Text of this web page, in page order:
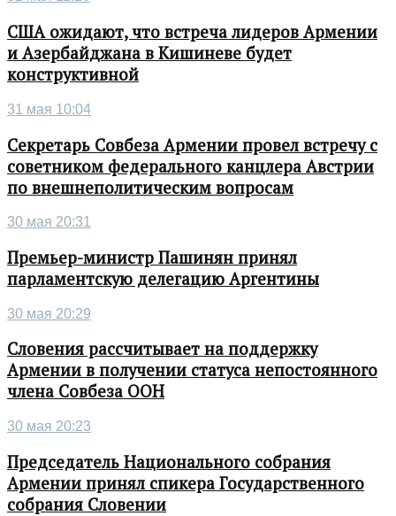
США ожидают, что встреча лидеров Армении
и Азербайджана в Кишиневе будет
конструктивной
31 мая 10:04
Секретарь Совбеза Армении провел встречу с
советником федерального канцлера Австрии
по внешнеполитическим вопросам
30 мая 20:31
Премьер-министр Пашинян принял
парламентскую делегацию Аргентины
30 мая 20:29
Словения рассчитывает на поддержку
Армении в получении статуса непостоянного
члена Совбеза ООН
30 мая 20:23
Председатель Национального собрания
Армении принял спикера Государственного
собрания Словении